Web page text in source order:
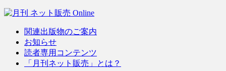
関連出版物のご案内
お知らせ
読者専用コンテンツ
「月刊ネット販売」とは？